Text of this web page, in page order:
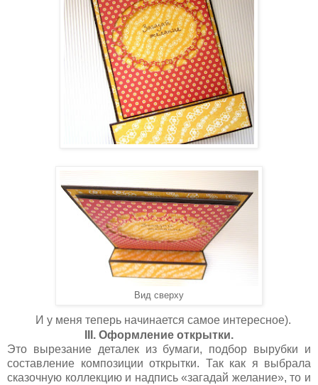
Вид сверху
И у меня теперь начинается самое интересное).
III. Оформление открытки.
Это вырезание деталек из бумаги, подбор вырубки и
составление композиции открытки. Так как я выбрала
сказочную коллекцию и надпись «загадай желание», то и